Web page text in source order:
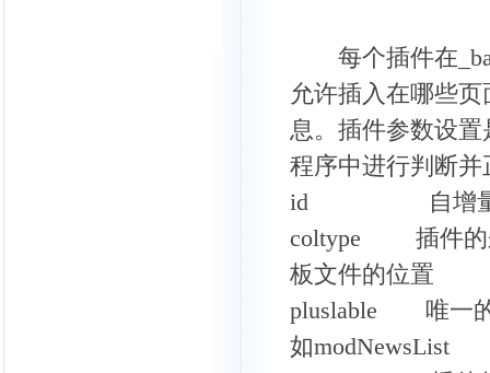
每个插件在
允许插入在哪些
息。插件参数设
程序中进行判断
id 自增量ＩＤ
coltype 插件的来
板文件的位置
pluslable 唯一的
如modNewsList